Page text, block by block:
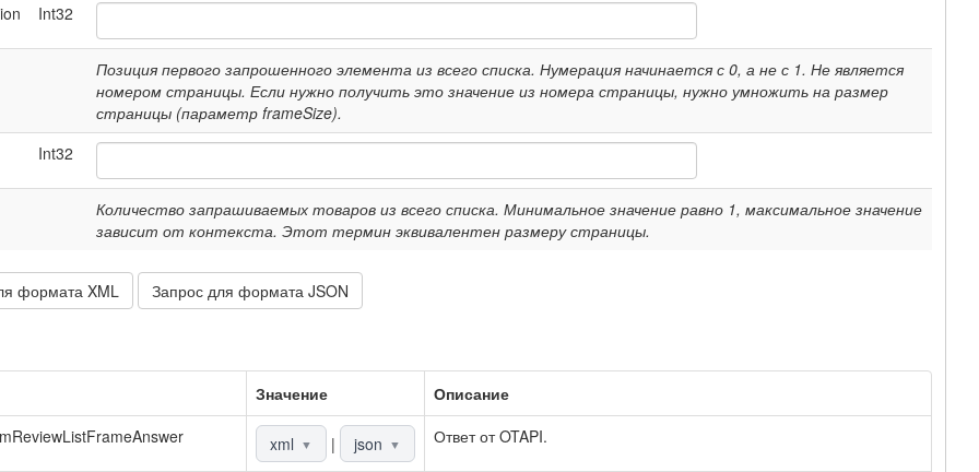
Int32
Позиция первого запрошенного элемента из всего списка. Нумерация начинается с 0, а не с 1. Не является
номером страницы. Если нужно получить это значение из номера страницы, нужно умножить на размер
страницы (параметр frameSize).
Int32
Количество запрашиваемых товаров из всего списка. Минимальное значение равно 1, максимальное значение
зависит от контекста. Этот термин эквивалентен размеру страницы.
формата XML Запрос для формата JSON
Значение
Описание
xml ▼ | json ▼ Ответ от OTAPI.